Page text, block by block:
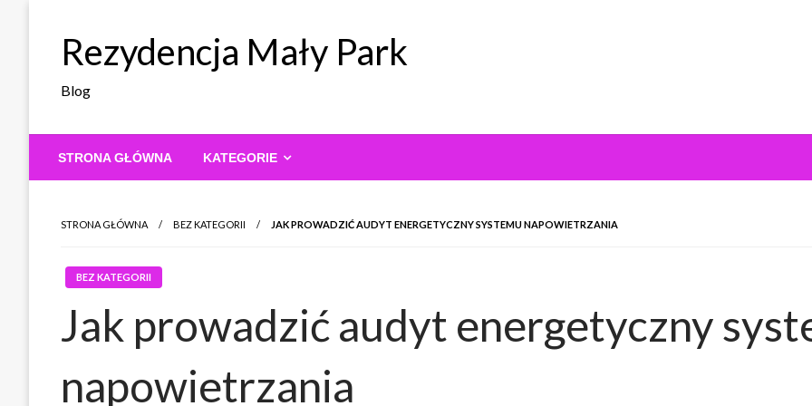
Rezydencja Mały Park
Blog
STRONA GŁÓWNA KATEGORIE
STRONA GŁÓWNA BEZ KATEGORII JAK PROWADZIĆ AUDYT ENERGETYCZNY SYSTEMU NAPOWIETRZANIA
BEZ KATEGORII
Jak prowadzić audyt energetyczny
napowietrzania